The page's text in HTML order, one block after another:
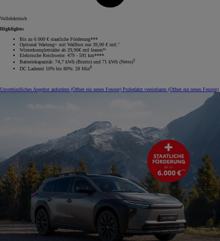
Vollelektrisch
Highlights:
Bis zu 6.000 € staatliche Förderung***
Optional Wartung+ mit Wallbox nur 39,90 € mtl.⁷
Winterkompletträder ab 29,90€ mtl leasen¹⁵
Elektrische Reichweite: 479 - 591 km****
Batteriekapazität: 74,7 kWh (Brutto) und 71 kWh (Netto)5
DC Ladezeit 10% bis 80%: 28 Min6
Unverbindliches Angebot anfordern (Öffnet ein neues Fenster) Probefahrt vereinbaren (Öffnet ein neues Fenster)